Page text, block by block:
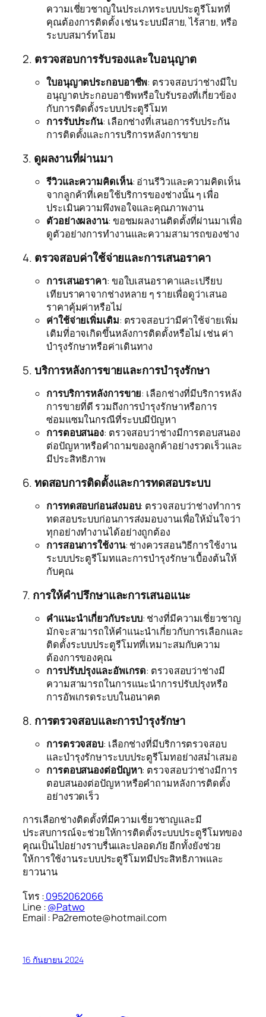
ความเชี่ยวชาญในประเภทระบบประตูรีโมทที่
คุณต้องการติดตั้ง เช่น ระบบมีสาย, ไร้สาย, หรือ
ระบบสมาร์ทโฮม
2. ตรวจสอบการรับรองและใบอนุญาต
ใบอนุญาตประกอบอาชีพ: ตรวจสอบว่าช่างมีใบ
อนุญาตประกอบอาชีพหรือใบรับรองที่เกี่ยวข้อง
กับการติดตั้งระบบประตูรีโมท
การรับประกัน: เลือกช่างที่เสนอการรับประกัน
การติดตั้งและการบริการหลังการขาย
3. ดูผลงานที่ผ่านมา
รีวิวและความคิดเห็น: อ่านรีวิวและความคิดเห็น
จากลูกค้าที่เคยใช้บริการของช่างนั้น ๆ เพื่อ
ประเมินความพึงพอใจและคุณภาพงาน
ตัวอย่างผลงาน: ขอชมผลงานติดตั้งที่ผ่านมาเพื่อ
ดูตัวอย่างการทำงานและความสามารถของช่าง
4. ตรวจสอบค่าใช้จ่ายและการเสนอราคา
การเสนอราคา: ขอใบเสนอราคาและเปรียบ
เทียบราคาจากช่างหลาย ๆ รายเพื่อดูว่าเสนอ
ราคาคุ้มค่าหรือไม่
ค่าใช้จ่ายเพิ่มเติม: ตรวจสอบว่ามีค่าใช้จ่ายเพิ่ม
เติมที่อาจเกิดขึ้นหลังการติดตั้งหรือไม่ เช่น ค่า
บำรุงรักษาหรือค่าเดินทาง
5.บริการหลังการขายและการบำรุงรักษา
การบริการหลังการขาย: เลือกช่างที่มีบริการหลัง
การขายที่ดี รวมถึงการบำรุงรักษาหรือการ
ซ่อมแซมในกรณีที่ระบบมีปัญหา
การตอบสนอง: ตรวจสอบว่าช่างมีการตอบสนอง
ต่อปัญหาหรือคำถามของลูกค้าอย่างรวดเร็วและ
มีประสิทธิภาพ
6.ทดสอบการติดตั้งและการทดสอบระบบ
การทดสอบก่อนส่งมอบ: ตรวจสอบว่าช่างทำการ
ทดสอบระบบก่อนการส่งมอบงานเพื่อให้มั่นใจว่า
ทุกอย่างทำงานได้อย่างถูกต้อง
การสอนการใช้งาน: ช่างควรสอนวิธีการใช้งาน
ระบบประตูรีโมทและการบำรุงรักษาเบื้องต้นให้
กับคุณ
7. การให้คำปรึกษาและการเสนอแนะ
คำแนะนำเกี่ยวกับระบบ: ช่างที่มีความเชี่ยวชาญ
มักจะสามารถให้คำแนะนำเกี่ยวกับการเลือกและ
ติดตั้งระบบประตูรีโมทที่เหมาะสมกับความ
ต้องการของคุณ
การปรับปรุงและอัพเกรด: ตรวจสอบว่าช่างมี
ความสามารถในการแนะนำการปรับปรุงหรือ
การอัพเกรดระบบในอนาคต
8. การตรวจสอบและการบำรุงรักษา
การตรวจสอบ: เลือกช่างที่มีบริการตรวจสอบ
และบำรุงรักษาระบบประตูรีโมทอย่างสม่ำเสมอ
การตอบสนองต่อปัญหา: ตรวจสอบว่าช่างมีการ
ตอบสนองต่อปัญหาหรือคำถามหลังการติดตั้ง
อย่างรวดเร็ว
การเลือกช่างติดตั้งที่มีความเชี่ยวชาญและมี
ประสบการณ์จะช่วยให้การติดตั้งระบบประตูรีโมทของ
คุณเป็นไปอย่างราบรื่นและปลอดภัย อีกทั้งยังช่วย
ให้การใช้งานระบบประตูรีโมทมีประสิทธิภาพและ
ยาวนาน
โทร :0952062066
Line :@Patwo
Email : Pa2remote@hotmail.com
16 กันยายน 2024